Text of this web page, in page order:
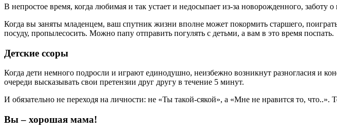
В непростое время, когда любимая и так устает и недосыпает из-за новорожденного, заботу
Когда вы заняты младенцем, ваш спутник жизни вполне может покормить старшего,
посуду, пропылесосить. Можно папу отправить погулять с детьми, а вам в это время поспать.
Детские ссоры
Когда дети немного подросли и играют единодушно, неизбежно возникнут разногласия и
очереди высказывать свои претензии друг другу в течение 5 минут.
И обязательно не переходя на личности: не «Ты такой-сякой», а «Мне не нравится то,
Вы – хорошая мама!